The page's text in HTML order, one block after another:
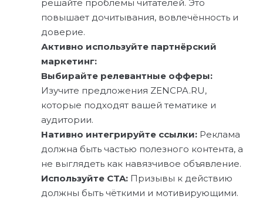
решайте проблемы читателей. Это
повышает дочитывания, вовлечённость и
доверие.
Активно используйте партнёрский
маркетинг:
Выбирайте релевантные офферы:
Изучите предложения ZENCPA.RU,
которые подходят вашей тематике и
аудитории.
Нативно интегрируйте ссылки: Реклама
должна быть частью полезного контента, а
не выглядеть как навязчивое объявление.
Используйте CTA: Призывы к действию
должны быть чёткими и мотивирующими.